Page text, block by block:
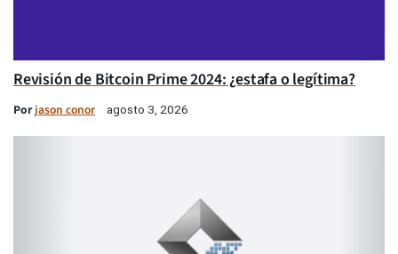
Revisión de Bitcoin Prime 2024: ¿estafa o legítima?
Porjason conor agosto 3, 2026